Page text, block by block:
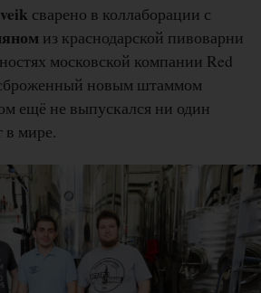
сварено в коллаборации с
из краснодарской пивоварни
московской компании Red
новым штаммом
ещё не выпускался ни один
в мире.